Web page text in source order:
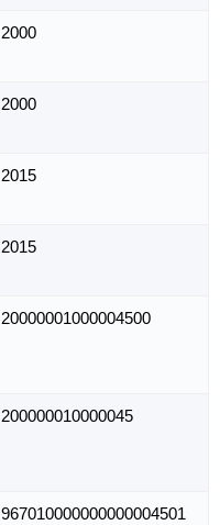
2000
2000
2015
2015
20000001000004500
200000010000045
967010000000000004501